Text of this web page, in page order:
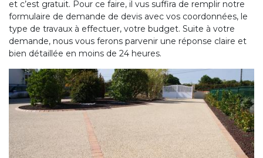
et c’est gratuit. Pour ce faire, il vus suffira de remplir notre
formulaire de demande de devis avec vos coordonnées, le
type de travaux à effectuer, votre budget. Suite à votre
demande, nous vous ferons parvenir une réponse claire et
bien détaillée en moins de 24 heures.